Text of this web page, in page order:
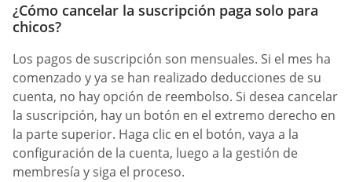
¿Cómo cancelar la suscripción paga solo para
chicos?
Los pagos de suscripción son mensuales. Si el mes ha
comenzado y ya se han realizado deducciones de su
cuenta, no hay opción de reembolso. Si desea cancelar
la suscripción, hay un botón en el extremo derecho en
la parte superior. Haga clic en el botón, vaya a la
configuración de la cuenta, luego a la gestión de
membresía y siga el proceso.